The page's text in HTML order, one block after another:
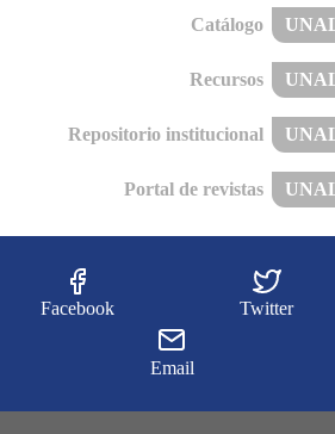
Catálogo
Recursos
Repositorio institucional
Portal de revistas
Facebook Twitter
Email